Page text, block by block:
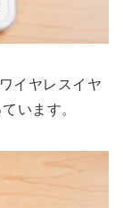
イヤレスイヤ
います。